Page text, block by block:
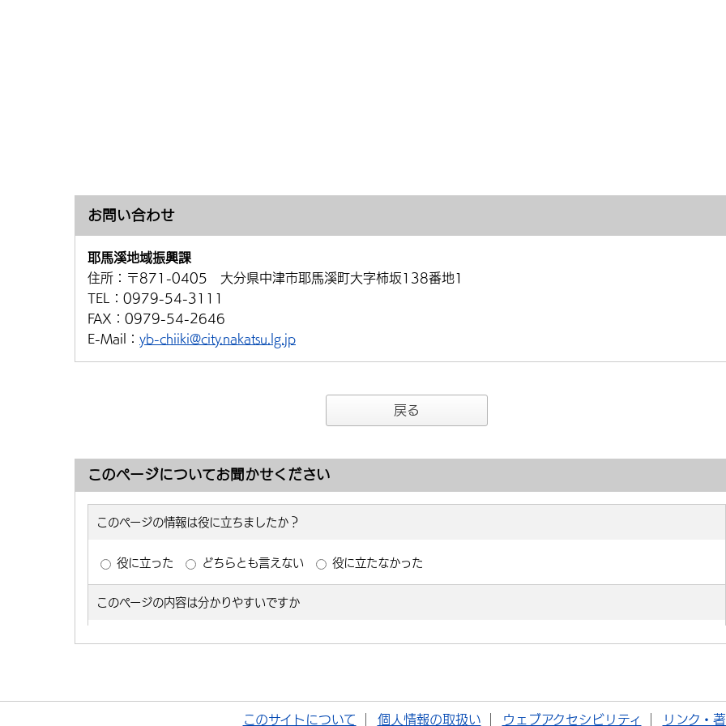
お問い合わせ
耶馬溪地域振興課
住所： 〒871-0405 大分県中津市耶馬溪町大字柿坂138番地1
TEL： 0979-54-3111
FAX： 0979-54-2646
E-Mail： yb-chiiki@city.nakatsu.lg.jp
戻る
このページについてお聞かせください
このサイトについて 個人情報の取扱い ウェブアクセシビリティ リンク・